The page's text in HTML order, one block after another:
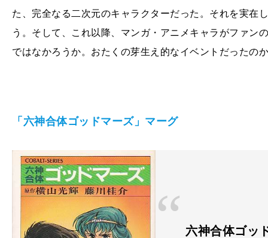
た、完全なる二次元のキャラクターだった。それを実在
う。そして、これ以降、マンガ・アニメキャラがファン
ではなかろうか。おたくの芽生え的なイベントだったの
「六神合体ゴッドマーズ」マーグ
六神合体ゴッ